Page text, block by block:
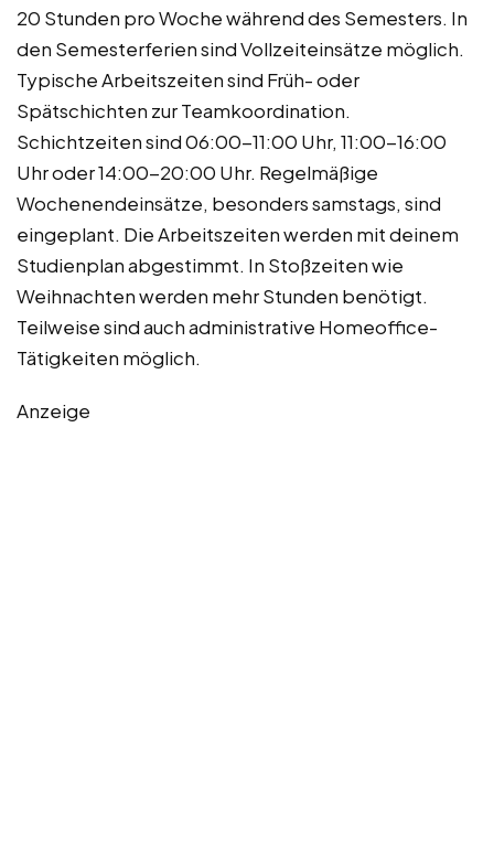
20 Stunden pro Woche während des Semesters. In
den Semesterferien sind Vollzeiteinsätze möglich.
Typische Arbeitszeiten sind Früh- oder
Spätschichten zur Teamkoordination.
Schichtzeiten sind 06:00-11:00 Uhr, 11:00-16:00
Uhr oder 14:00-20:00 Uhr. Regelmäßige
Wochenendeinsätze, besonders samstags, sind
eingeplant. Die Arbeitszeiten werden mit deinem
Studienplan abgestimmt. In Stoßzeiten wie
Weihnachten werden mehr Stunden benötigt.
Teilweise sind auch administrative Homeoffice-
Tätigkeiten möglich.
Anzeige